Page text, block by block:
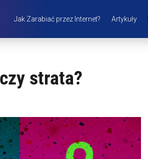
Jak Zarabiać przez Internet? Artykuły
strata?